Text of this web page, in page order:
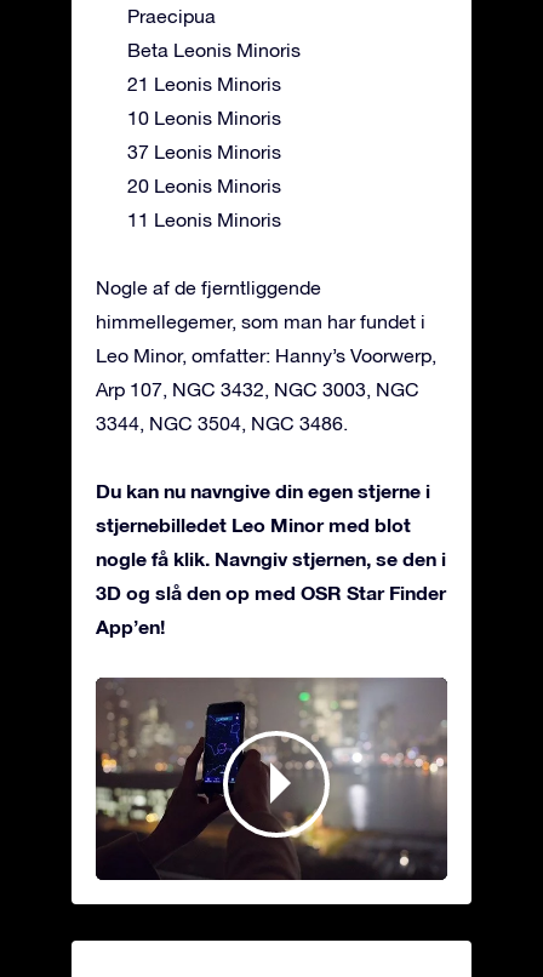
Praecipua
Beta Leonis Minoris
21 Leonis Minoris
10 Leonis Minoris
37 Leonis Minoris
20 Leonis Minoris
11 Leonis Minoris
Nogle af de fjerntliggende
himmellegemer, som man har fundet i
Leo Minor, omfatter: Hanny’s Voorwerp,
Arp 107, NGC 3432, NGC 3003, NGC
3344, NGC 3504, NGC 3486.
Du kan nu navngive din egen stjerne i
stjernebilledet Leo Minor med blot
nogle få klik. Navngiv stjernen, se den i
3D og slå den op med OSR Star Finder
App’en!